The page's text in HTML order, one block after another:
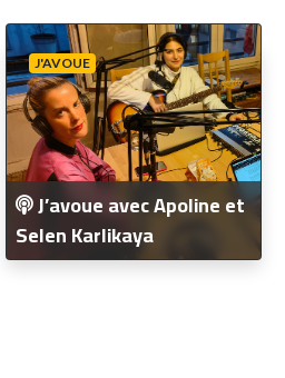
Fréquence 3 Urban
Fréquence 3 World
J'AVOUE
J’avoue avec Apoline et
Selen Karlikaya